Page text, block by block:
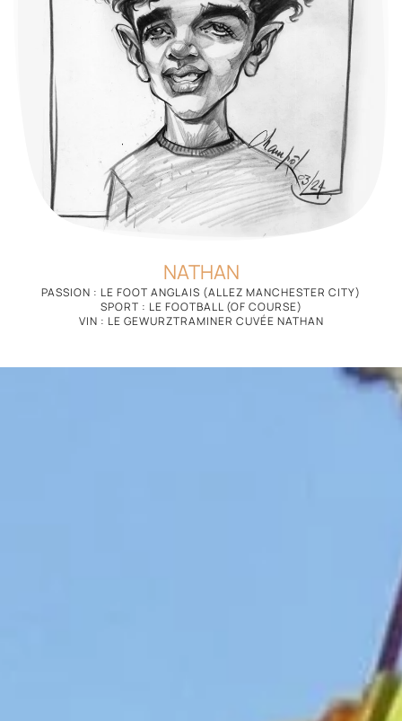
NATHAN
PASSION : LE FOOT ANGLAIS (ALLEZ MANCHESTER CITY)
SPORT : LE FOOTBALL (OF COURSE)
VIN : LE GEWURZTRAMINER CUVÉE NATHAN